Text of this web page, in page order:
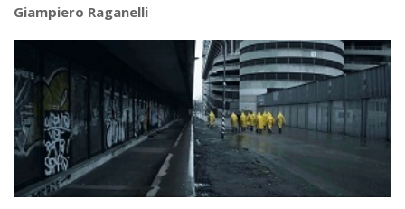
Giampiero Raganelli